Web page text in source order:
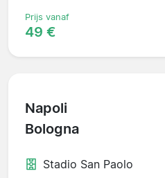
Prijs vanaf
49 €
Napoli
Bologna
Stadio San Paolo